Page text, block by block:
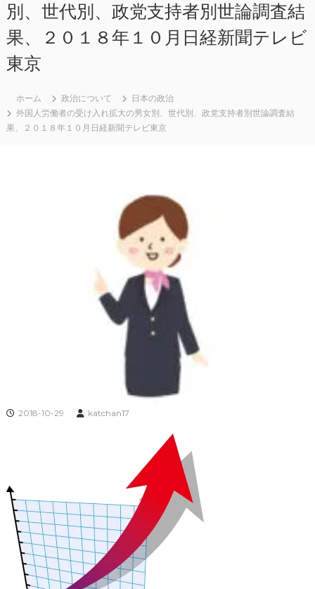
別、世代別、政党支持者別世論調査結
果、２０１８年１０月日経新聞テレビ
東京
ホーム 政治について
日本の政治
外国人労働者の受け入れ拡大の男女別、世代別、政党支持者別世論調査結
果、２０１８年１０月日経新聞テレビ東京
2018-10-29 katchan17